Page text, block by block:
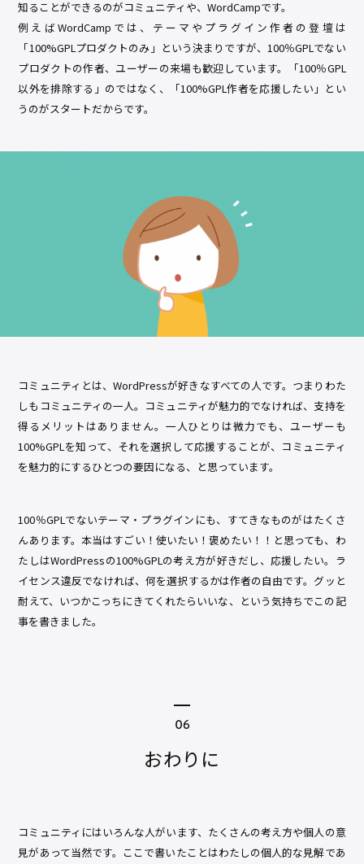
知ることができるのがコミュニティや、WordCampです。
例えばWordCampでは、テーマやプラグイン作者の登壇は
「100%GPLプロダクトのみ」という決まりですが、100％GPLでない
プロダクトの作者、ユーザーの来場も歓迎しています。「100％GPL
以外を排除する」のではなく、「100%GPL作者を応援したい」とい
うのがスタートだからです。
コミュニティとは、WordPressが好きなすべての人です。つまりわた
しもコミュニティの一人。コミュニティが魅力的でなければ、支持を
得るメリットはありません。一人ひとりは微力でも、ユーザーも
100%GPLを知って、それを選択して応援することが、コミュニティ
を魅力的にするひとつの要因になる、と思っています。
100％GPLでないテーマ・プラグインにも、すてきなものがはたくさ
んあります。本当はすごい！使いたい！褒めたい！！と思っても、わ
たしはWordPressの100%GPLの考え方が好きだし、応援したい。ラ
イセンス違反でなければ、何を選択するかは作者の自由です。グッと
耐えて、いつかこっちにきてくれたらいいな、という気持ちでこの記
事を書きました。
おわりに
コミュニティにはいろんな人がいます、たくさんの考え方や個人の意
見があって当然です。ここで書いたことはわたしの個人的な見解であ